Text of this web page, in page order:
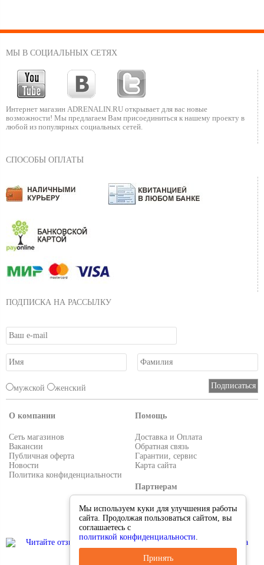
МЫ В СОЦИАЛЬНЫХ СЕТЯХ
Интернет магазин ADRENALIN.RU открывает для вас новые
возможности! Мы предлагаем Вам присоединиться к нашему проекту в
любой из популярных социальных сетей.
СПОСОБЫ ОПЛАТЫ
ПОДПИСКА НА РАССЫЛКУ
мужской женский
О компании
Сеть магазинов
Вакансии
Публичная оферта
Новости
Политика конфиденциальности
Помощь
Доставка и Оплата
Обратная связь
Гарантии, сервис
Карта сайта
Партнерам
Условия работы
Реквизиты
Мы используем куки для улучшения работы
сайта. Продолжая пользоваться сайтом, вы
соглашаетесь с
политикой конфиденциальности.
Принять